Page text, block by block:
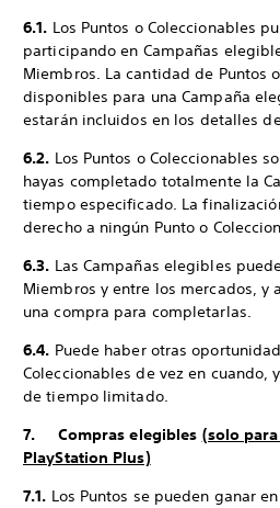
6.1. Los Puntos o Coleccionables
participando en Campañas
Miembros. La cantidad de Puntos
disponibles para una Campaña
estarán incluidos en los detalles
6.2. Los Puntos o Coleccionables
hayas completado totalmente la
tiempo especificado. La
derecho a ningún Punto o
6.3. Las Campañas elegibles
Miembros y entre los mercados, y
una compra para completarlas.
6.4. Puede haber otras
Coleccionables de vez en cuando,
de tiempo limitado.
7. Compras elegibles (solo
PlayStation Plus)
7.1. Los Puntos se pueden ganar